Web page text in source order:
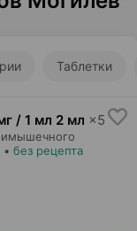
Таблетки
/ 1 мл 2 мл ×5
• без рецепта